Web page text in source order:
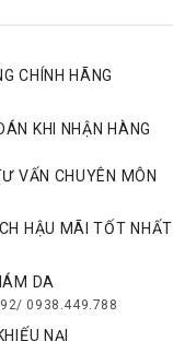
CHÍNH HÃNG
KHI NHẬN HÀNG
VẤN CHUYÊN MÔN
HẬU MÃI TỐT NHẤT
DA
0938.449.788
NẠI